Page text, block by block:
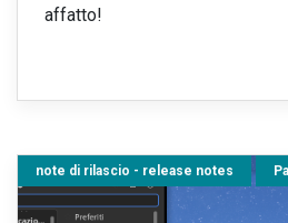
affatto!
note di rilascio - release notes